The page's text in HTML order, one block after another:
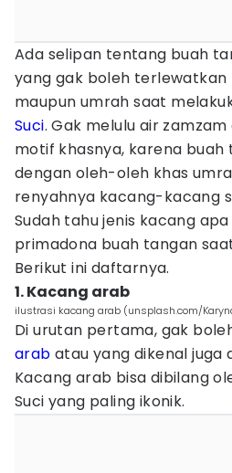
Ada selipan tentang buah
yang gak boleh terlewatkan
maupun umrah saat
Suci. Gak melulu air
motif khasnya, karena buah
dengan oleh-oleh khas
renyahnya kacang-kacang
Sudah tahu jenis kacang
primadona buah tangan
Berikut ini daftarnya.
1. Kacang arab
ilustrasi kacang arab (unsplash.com/
Di urutan pertama, gak
arab atau yang dikenal juga
Kacang arab bisa dibilang
Suci yang paling ikonik.